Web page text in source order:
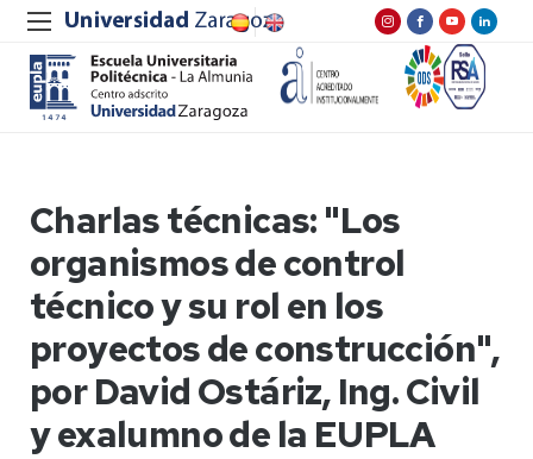
Charlas técnicas: "Los
organismos de control
técnico y su rol en los
proyectos de construcción",
por David Ostáriz, Ing. Civil
y exalumno de la EUPLA